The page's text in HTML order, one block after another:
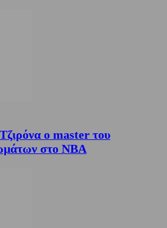
ο master του
στο ΝΒΑ